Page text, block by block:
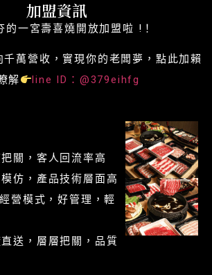
加盟資訊
的一宮壽喜燒開放加盟啦 !！
萬營收，實現你的老闆夢，點此加賴
解
line ID：@379eihfg
關，客人回流率高
仿，產品技術層面高
營模式，好管理，輕
送，層層把關，品質